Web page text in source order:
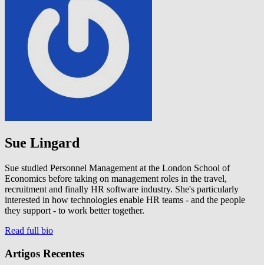
Sue Lingard
Sue studied Personnel Management at the London School of
Economics before taking on management roles in the travel,
recruitment and finally HR software industry. She's particularly
interested in how technologies enable HR teams - and the people
they support - to work better together.
Read full bio
Artigos Recentes